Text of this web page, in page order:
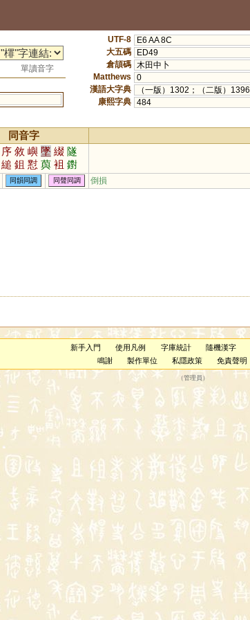
單讀音字
UTF-8
E6 AA 8C
大五碼
ED49
倉頡碼
木田中卜
Matthews
0
漢語大字典
（一版）1302；（二版）1396
康熙字典 484
同音字
序 敘 嶼 墜 綴 隧
縋 鉏 懟 藇 袓 鑆
沀 蕞 芧 鱮 諈 膇
怚
同韻同調 同聲同調 倒損
新手入門 使用凡例 字庫統計 隨機漢字
鳴謝
製作單位 私隱政策 免責聲明
（管理員 ）